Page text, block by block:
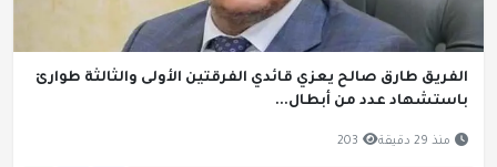
الفريق طارق صالح يعزي قائدي الفرقتين الأولى والثالثة طوارئ
باستشهاد عدد من أبطال...
منذ 29 دقيقة 203